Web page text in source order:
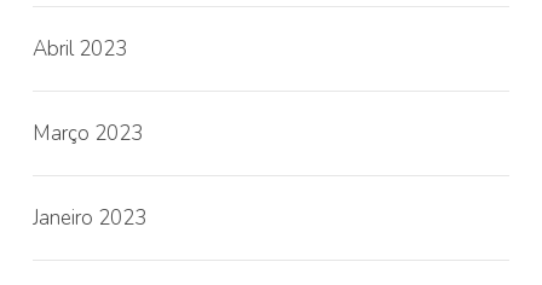
Abril 2023
Março 2023
Janeiro 2023